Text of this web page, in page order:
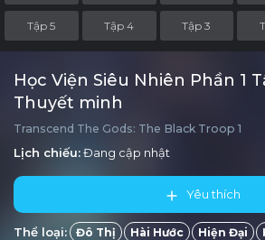
Tập 5 Tập 4 Tập 3
Học Viện Siêu Nhiên Phần 1
Thuyết minh
Transcend The Gods: The Black Troop 1
Lịch chiếu:Đang cập nhật
Yêu thích
Thể loại: Đô Thị Hài Hước Hiện Đại